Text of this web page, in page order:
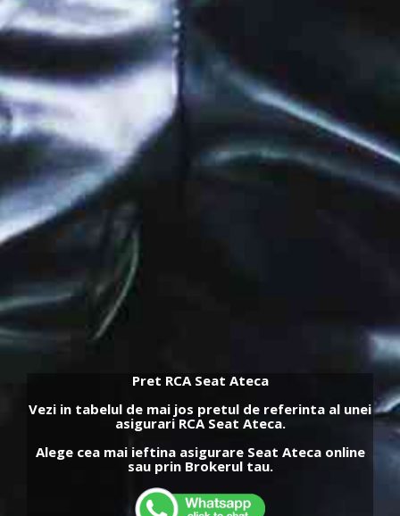
Pret RCA Seat Ateca
Vezi in tabelul de mai jos pretul de referinta al unei
asigurari RCA Seat Ateca.
Alege cea mai ieftina asigurare Seat Ateca online
sau prin Brokerul tau.